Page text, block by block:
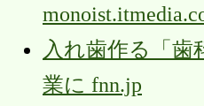
入れ歯作る「歯
業に fnn.jp